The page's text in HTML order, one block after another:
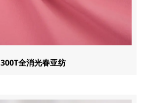
300T全消光春亚纺